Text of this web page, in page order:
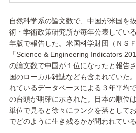
自然科学系の論文数で、中国が米国を
術・学術政策研究所が毎年公表してい
年版で報告した。米国科学財団（ＮＳ
「Science & Engineering Indicators
の論文数で中国が１位になったと報告
国のローカル雑誌なども含まれていた
れているデータベースによる３年平均
の台頭が明確に示された。日本の順位
単位で見ると徐々にランクを落として
でどのように生き残るかが問われている